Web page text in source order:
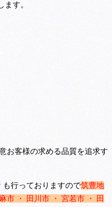
ます。
お客様の求める品質を追求す
も行っておりますので筑豊地
市 ・ 田川市 ・ 宮若市 ・ 田